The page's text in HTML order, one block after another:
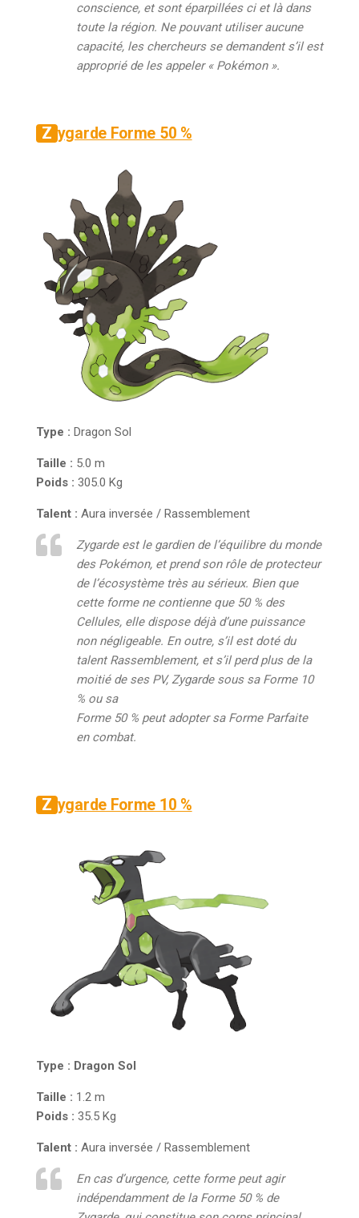
conscience, et sont éparpillées ci et là dans
toute la région. Ne pouvant utiliser aucune
capacité, les chercheurs se demandent s’il est
approprié de les appeler « Pokémon ».
Zygarde Forme 50 %
Type : Dragon Sol
Taille : 5.0 m
Poids : 305.0 Kg
Talent : Aura inversée / Rassemblement
Zygarde est le gardien de l’équilibre du monde
des Pokémon, et prend son rôle de protecteur
de l’écosystème très au sérieux. Bien que
cette forme ne contienne que 50 % des
Cellules, elle dispose déjà d’une puissance
non négligeable. En outre, s’il est doté du
talent Rassemblement, et s’il perd plus de la
moitié de ses PV, Zygarde sous sa Forme 10
% ou sa
Forme 50 % peut adopter sa Forme Parfaite
en combat.
Zygarde Forme 10 %
Type : Dragon Sol
Taille : 1.2 m
Poids : 35.5 Kg
Talent : Aura inversée / Rassemblement
En cas d’urgence, cette forme peut agir
indépendamment de la Forme 50 % de